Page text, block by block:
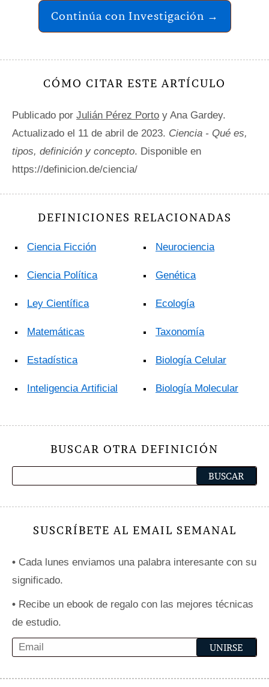
Continúa con Investigación →
CÓMO CITAR ESTE ARTÍCULO
Publicado por Julián Pérez Porto y Ana Gardey.
Actualizado el 11 de abril de 2023. Ciencia - Qué es,
tipos, definición y concepto. Disponible en
https://definicion.de/ciencia/
DEFINICIONES RELACIONADAS
Ciencia Ficción
Ciencia Política
Ley Científica
Matemáticas
Estadística
Inteligencia Artificial
Neurociencia
Genética
Ecología
Taxonomía
Biología Celular
Biología Molecular
BUSCAR OTRA DEFINICIÓN
SUSCRÍBETE AL EMAIL SEMANAL
• Cada lunes enviamos una palabra interesante con su
significado.
• Recibe un ebook de regalo con las mejores técnicas
de estudio.